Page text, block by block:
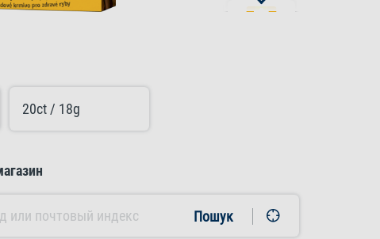
20ct / 18g
Пошук